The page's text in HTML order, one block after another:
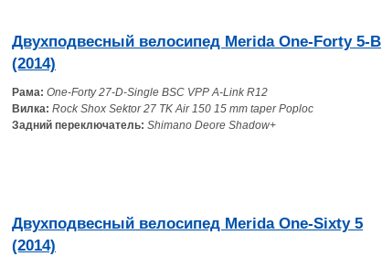
Двухподвесный велосипед Merida One-Forty 5-B
(2014)
Рама: One-Forty 27-D-Single BSC VPP A-Link R12
Вилка: Rock Shox Sektor 27 TK Air 150 15 mm taper Poploc
Задний переключатель: Shimano Deore Shadow+
Двухподвесный велосипед Merida One-Sixty 5
(2014)